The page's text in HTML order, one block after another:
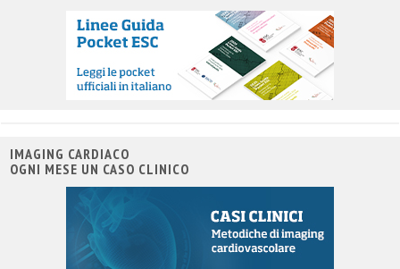
IMAGING CARDIACO
OGNI MESE UN CASO CLINICO